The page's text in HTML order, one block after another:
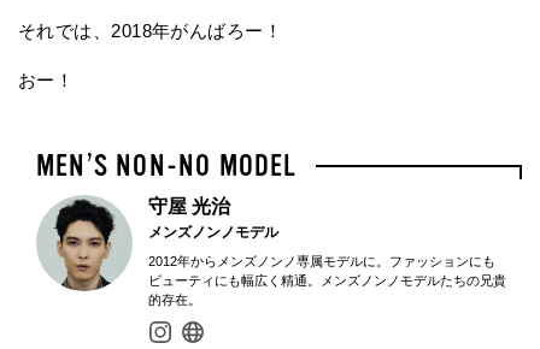
それでは、2018年がんばろー！
おー！
守屋 光治
メンズノンノモデル
2012年からメンズノンノ専属モデルに。ファッションにも
ビューティにも幅広く精通。メンズノンノモデルたちの兄貴
的存在。